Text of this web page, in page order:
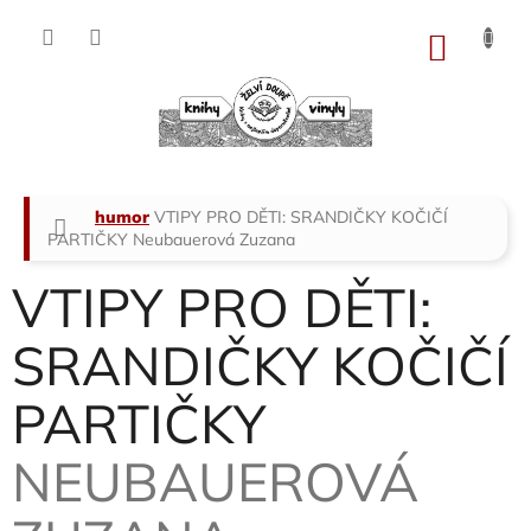
Domů
humor VTIPY PRO DĚTI: SRANDIČKY KOČIČÍ
PARTIČKY Neubauerová Zuzana
VTIPY PRO DĚTI:
SRANDIČKY KOČIČÍ
PARTIČKY
NEUBAUEROVÁ